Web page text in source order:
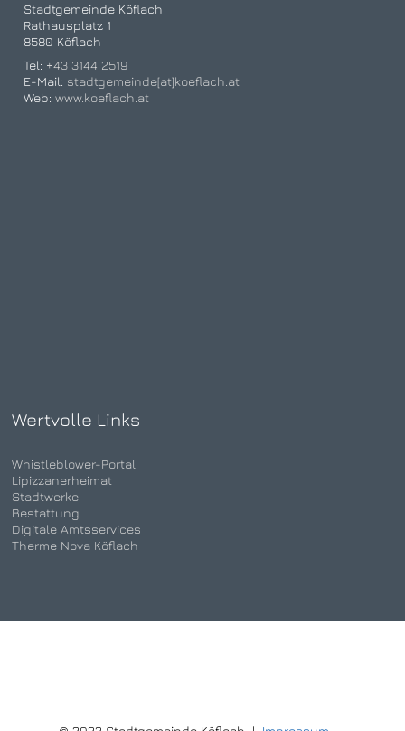
Stadtgemeinde Köflach
Rathausplatz 1
8580 Köflach
Tel: +43 3144 2519
E-Mail: stadtgemeinde[at]koeflach.at
Web:www.koeflach.at
Wertvolle Links
Whistleblower-Portal
Lipizzanerheimat
Stadtwerke
Bestattung
Digitale Amtsservices
Therme Nova Köflach